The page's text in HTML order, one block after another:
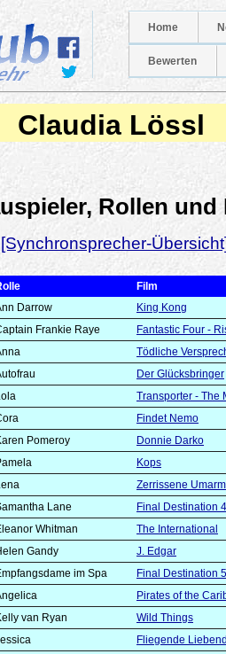
Home
Bewerten
Claudia Lössl
Rollen und
[Synchronsprecher-
Film
Darrow
King Kong
Frankie Raye
Fantastic Four -
Tödliche
Der Glücksbringer
Transporter - The
Findet Nemo
Pomeroy
Donnie Darko
Kops
Zerrissene
Lane
Final Destination 4
Whitman
The International
Gandy
J. Edgar
im Spa
Final Destination 5
Pirates of the
van Ryan
Wild Things
Fliegende